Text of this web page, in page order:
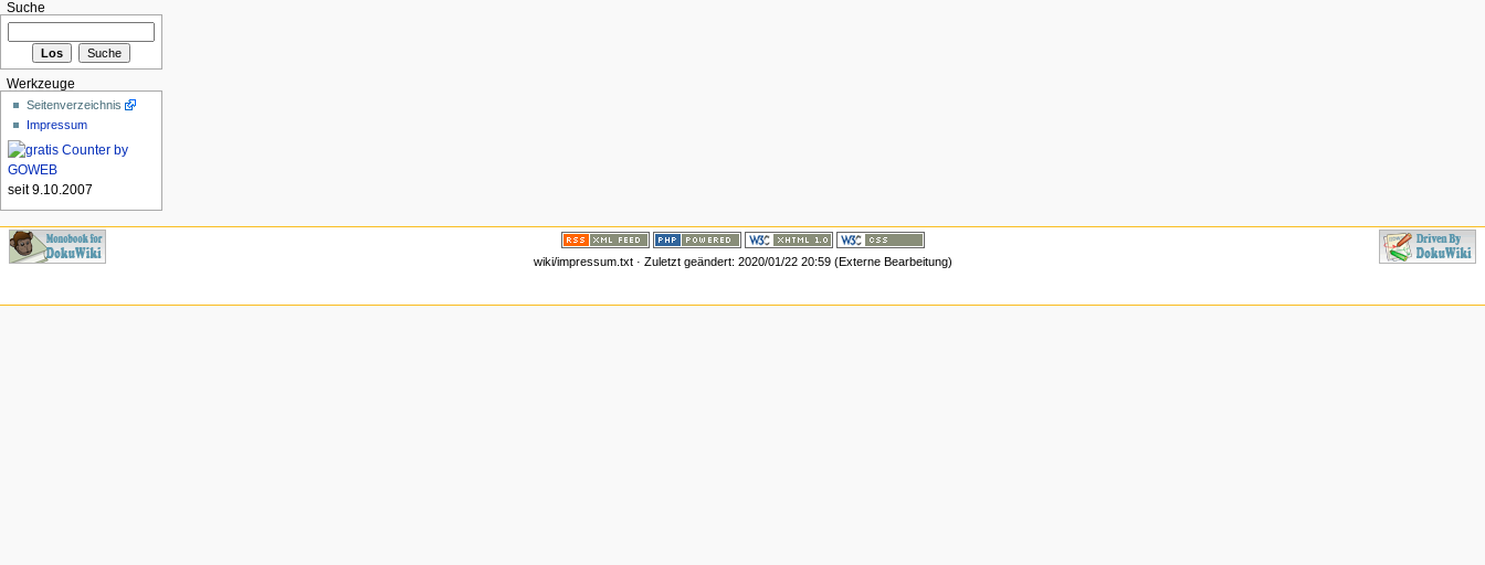
Suche
Werkzeuge
Seitenverzeichnis
Impressum
seit 9.10.2007
wiki/impressum.txt · Zuletzt geändert: 2020/01/22 20:59 (Externe Bearbeitung)